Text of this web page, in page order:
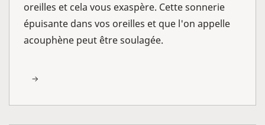
oreilles et cela vous exaspère. Cette sonnerie
épuisante dans vos oreilles et que l'on appelle
acouphène peut être soulagée.